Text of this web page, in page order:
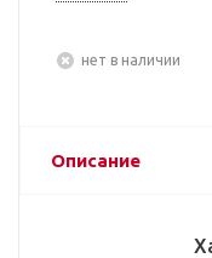
Нет в наличии
Описание